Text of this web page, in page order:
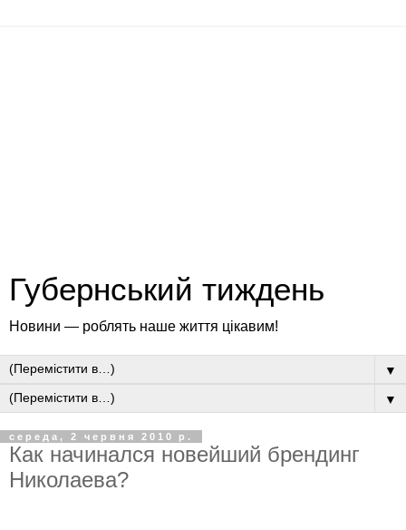
Губернський тиждень
Новини — роблять наше життя цікавим!
▼
▼
середа, 2 червня 2010 р.
Как начинался новейший брендинг
Николаева?